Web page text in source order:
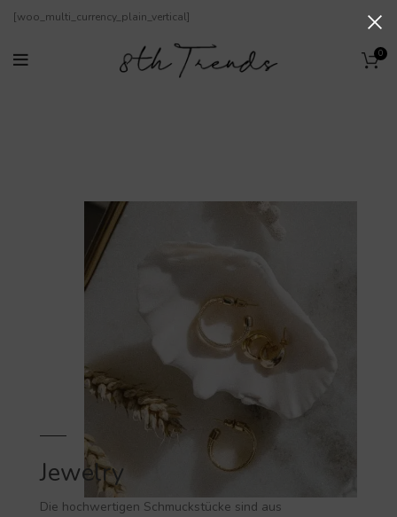
[woo_multi_currency_plain_vertical]
0
Jewelry
Die hochwertigen Schmuckstücke sind aus